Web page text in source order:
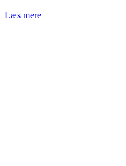
Læs mere